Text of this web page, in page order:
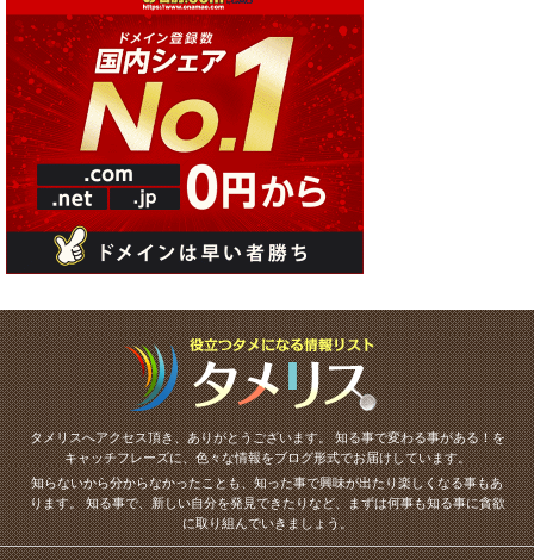
タメリスへアクセス頂き、ありがとうございます。知る事で変わる事がある！を
キャッチフレーズに、色々な情報をブログ形式でお届けしています。
知らないから分からなかったことも、知った事で興味が出たり楽しくなる事もあ
ります。知る事で、新しい自分を発見できたりなど、まずは何事も知る事に貪欲
に取り組んでいきましょう。